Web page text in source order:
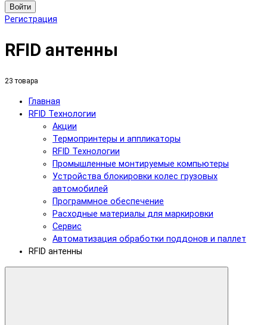
Войти
Регистрация
RFID антенны
23 товара
Главная
RFID Технологии
Акции
Термопринтеры и аппликаторы
RFID Технологии
Промышленные монтируемые компьютеры
Устройства блокировки колес грузовых
автомобилей
Программное обеспечение
Расходные материалы для маркировки
Сервис
Автоматизация обработки поддонов и паллет
RFID антенны